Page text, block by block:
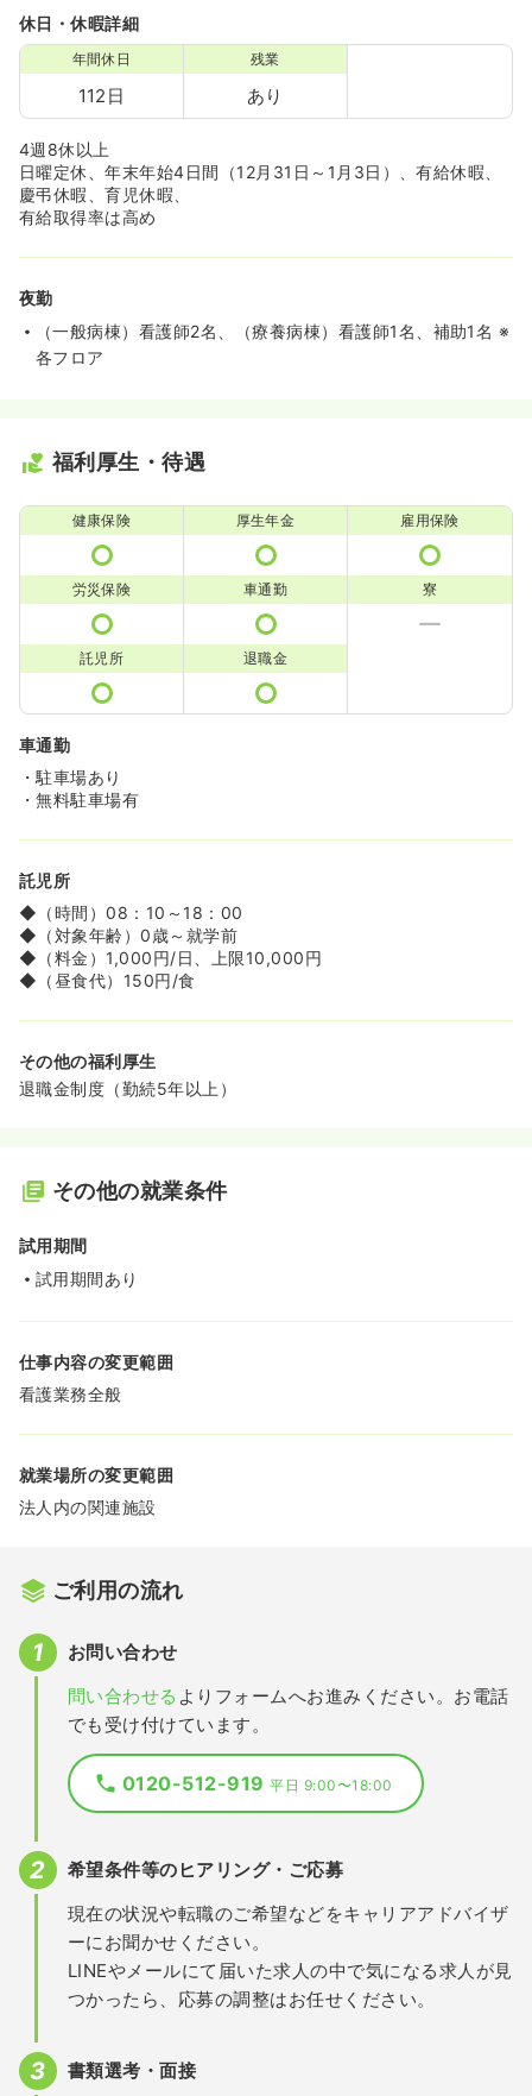
休日・休暇詳細
年間休日
112日
残業
あり
4週8休以上
日曜定休、年末年始4日間（12月31日～1月3日）、有給休暇、
慶弔休暇、育児休暇、
有給取得率は高め
夜勤
（一般病棟）看護師2名、（療養病棟）看護師1名、補助1名 ※
各フロア
福利厚生・待遇
健康保険 厚生年金 雇用保険
労災保険 車通勤 寮
託児所 退職金
車通勤
・駐車場あり
・無料駐車場有
託児所
◆（時間）08：10～18：00
◆（対象年齢）0歳～就学前
◆（料金）1,000円/日、上限10,000円
◆（昼食代）150円/食
その他の福利厚生
退職金制度（勤続5年以上）
その他の就業条件
試用期間
試用期間あり
仕事内容の変更範囲
看護業務全般
就業場所の変更範囲
法人内の関連施設
ご利用の流れ
お問い合わせ
問い合わせる よりフォームへお進みください。お電話
でも受け付けています。
0120-512-919平日 9:00〜18:00
希望条件等のヒアリング・ご応募
現在の状況や転職のご希望などをキャリアアドバイザ
ーにお聞かせください。
LINEやメールにて届いた求人の中で気になる求人が見
つかったら、応募の調整はお任せください。
書類選考・面接